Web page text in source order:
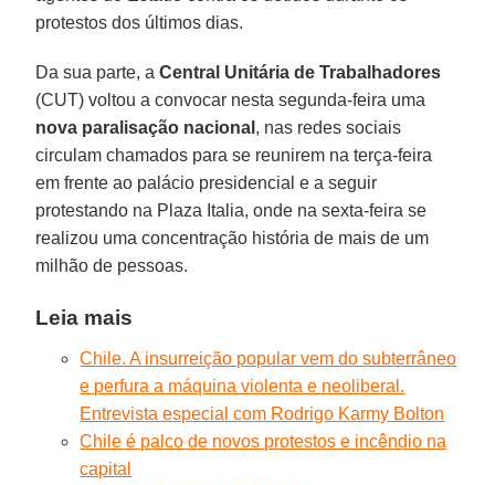
protestos dos últimos dias.
Da sua parte, aCentral Unitária de Trabalhadores
(CUT) voltou a convocar nesta segunda-feira uma
nova paralisação nacional , nas redes sociais
circulam chamados para se reunirem na terça-feira
em frente ao palácio presidencial e a seguir
protestando na Plaza Italia, onde na sexta-feira se
realizou uma concentração história de mais de um
milhão de pessoas.
Leia mais
Chile. A insurreição popular vem do subterrâneo
e perfura a máquina violenta e neoliberal.
Entrevista especial com Rodrigo Karmy Bolton
Chile é palco de novos protestos e incêndio na
capital